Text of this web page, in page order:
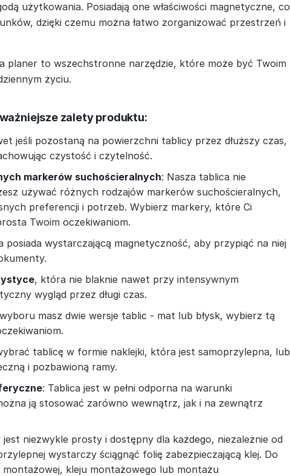
użytkowania. Posiadają one właściwości magnetyczne, co
dzięki czemu można łatwo zorganizować przestrzeń i
planer to wszechstronne narzędzie, które może być Twoim
życiu.
zalety produktu:
jeśli pozostaną na powierzchni tablicy przez dłuższy czas,
czystość i czytelność.
markerów suchościeralnych: Nasza tablica nie
używać różnych rodzajów markerów suchościeralnych,
preferencji i potrzeb. Wybierz markery, które Ci
Twoim oczekiwaniom.
posiada wystarczającą magnetyczność, aby przypiąć na niej
, która nie blaknie nawet przy intensywnym
wygląd przez długi czas.
masz dwie wersje tablic - mat lub błysk, wybierz tą
tablicę w formie naklejki, która jest samoprzylepna, lub
i pozbawioną ramy.
: Tablica jest w pełni odporna na warunki
ją stosować zarówno wewnątrz, jak i na zewnątrz
niezwykle prosty i dostępny dla każdego, niezależnie od
wystarczy ściągnąć folię zabezpieczającą klej. Do
kleju montażowego lub montażu